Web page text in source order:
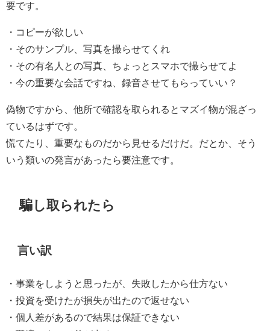
要です。
・コピーが欲しい
・そのサンプル、写真を撮らせてくれ
・その有名人との写真、ちょっとスマホで撮らせてよ
・今の重要な会話ですね、録音させてもらっていい？
偽物ですから、他所で確認を取られるとマズイ物が混ざっ
ているはずです。
慌てたり、重要なものだから見せるだけだ。だとか、そう
いう類いの発言があったら要注意です。
騙し取られたら
言い訳
・事業をしようと思ったが、失敗したから仕方ない
・投資を受けたが損失が出たので返せない
・個人差があるので結果は保証できない